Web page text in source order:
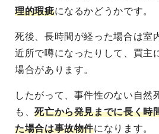
理的瑕疵になるかどうかです。
死後、長時間が経った場合は室
近所で噂になったりして、買主
場合があります。
したがって、事件性のない自然
も、死亡から発見までに長く時
た場合は事故物件になります。